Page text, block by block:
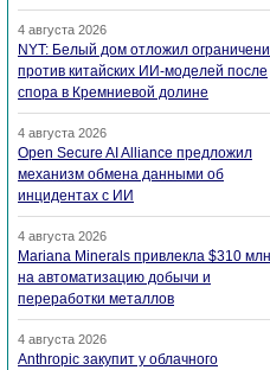
4 августа 2026
NYT: Белый дом отложил
против китайских ИИ-моделей после
спора в Кремниевой долине
4 августа 2026
Open Secure AI Alliance предложил
механизм обмена данными об
инцидентах с ИИ
4 августа 2026
Mariana Minerals привлекла $310 млн
на автоматизацию добычи и
переработки металлов
4 августа 2026
Anthropic закупит у облачного